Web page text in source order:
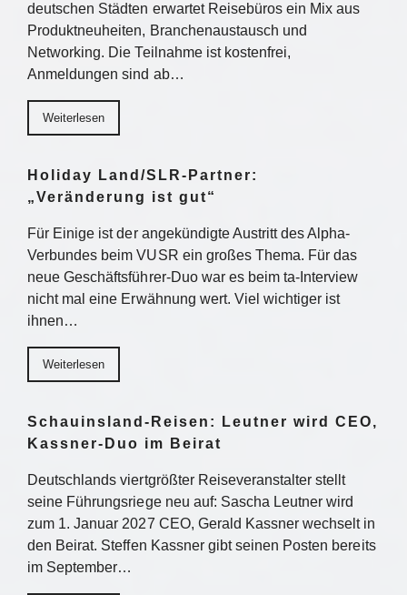
deutschen Städten erwartet Reisebüros ein Mix aus
Produktneuheiten, Branchenaustausch und
Networking. Die Teilnahme ist kostenfrei,
Anmeldungen sind ab…
Weiterlesen
Holiday Land/SLR-Partner:
„Veränderung ist gut“
Für Einige ist der angekündigte Austritt des Alpha-
Verbundes beim VUSR ein großes Thema. Für das
neue Geschäftsführer-Duo war es beim ta-Interview
nicht mal eine Erwähnung wert. Viel wichtiger ist
ihnen…
Weiterlesen
Schauinsland-Reisen: Leutner wird CEO,
Kassner-Duo im Beirat
Deutschlands viertgrößter Reiseveranstalter stellt
seine Führungsriege neu auf: Sascha Leutner wird
zum 1. Januar 2027 CEO, Gerald Kassner wechselt in
den Beirat. Steffen Kassner gibt seinen Posten bereits
im September…